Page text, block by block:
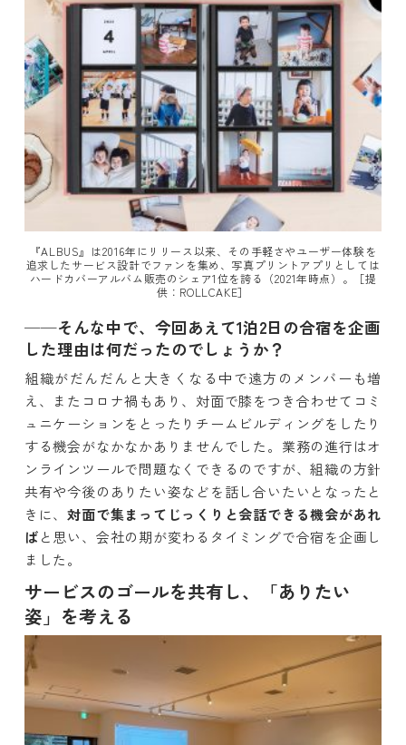
『ALBUS』は2016年にリリース以来、その手軽さやユーザー体験を
追求したサービス設計でファンを集め、写真プリントアプリとしては
ハードカバーアルバム販売のシェア1位を誇る（2021年時点）。［提
供：ROLLCAKE］
──そんな中で、今回あえて1泊2日の合宿を企画
した理由は何だったのでしょうか？
組織がだんだんと大きくなる中で遠方のメンバーも増
え、またコロナ禍もあり、対面で膝をつき合わせてコミ
ュニケーションをとったりチームビルディングをしたり
する機会がなかなかありませんでした。業務の進行はオ
ンラインツールで問題なくできるのですが、組織の方針
共有や今後のありたい姿などを話し合いたいとなったと
きに、対面で集まってじっくりと会話できる機会があれ
ばと思い、会社の期が変わるタイミングで合宿を企画し
ました。
サービスのゴールを共有し、「ありたい
姿」を考える